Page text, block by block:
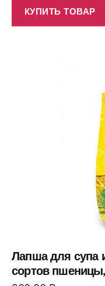
КУПИТЬ ТОВАР
Лапша для супа
сортов пшеницы,